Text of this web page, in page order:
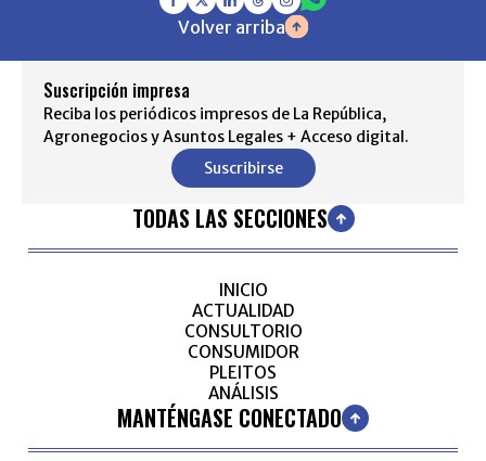
Volver arriba
Suscripción impresa
Reciba los periódicos impresos de La República,
Agronegocios y Asuntos Legales + Acceso digital.
Suscribirse
TODAS LAS SECCIONES
INICIO
ACTUALIDAD
CONSULTORIO
CONSUMIDOR
PLEITOS
ANÁLISIS
MANTÉNGASE CONECTADO